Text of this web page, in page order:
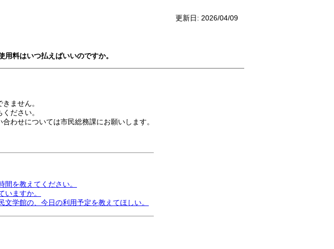
更新日: 2026/04/09
料はいつ払えばいいのですか。
ません。
ださい。
わせについては市民総務課にお願いします。
を教えてください。
ますか。
学館の、今日の利用予定を教えてほしい。